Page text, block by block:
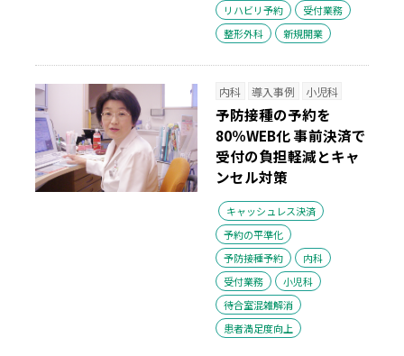
リハビリ予約
受付業務
整形外科
新規開業
内科 導入事例 小児科
予防接種の予約を
80％WEB化 事前決済で
受付の負担軽減とキャ
ンセル対策
キャッシュレス決済
予約の平準化
予防接種予約
内科
受付業務
小児科
待合室混雑解消
患者満足度向上